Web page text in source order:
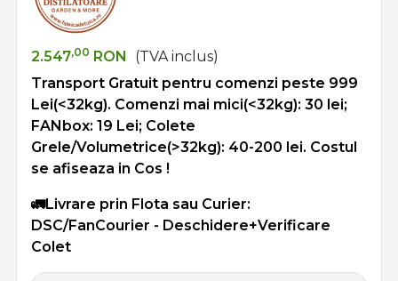
2.547,00 RON
(TVA inclus)
Transport Gratuit pentru comenzi peste 999
Lei(<32kg). Comenzi mai mici(<32kg): 30 lei;
FANbox: 19 Lei; Colete
Grele/Volumetrice(>32kg): 40-200 lei. Costul
se afiseaza in Cos !
🚛Livrare prin Flota sau Curier:
DSC/FanCourier - Deschidere+Verificare
Colet